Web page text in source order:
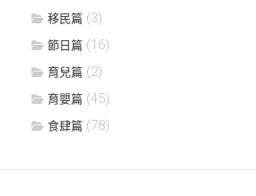
移民篇 (3)
節日篇 (16)
育兒篇 (2)
育嬰篇 (45)
食肆篇 (78)